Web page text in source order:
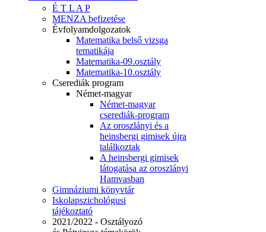
É T L A P
MENZA befizetése
Évfolyamdolgozatok
Matematika belső vizsga
tematikája
Matematika-09.osztály
Matematika-10.osztály
Cserediák program
Német-magyar
Német-magyar
cserediák-program
Az oroszlányi és a
heinsbergi gimisek újra
találkoztak
A heinsbergi gimisek
látogatása az oroszlányi
Hamvasban
Gimnáziumi könyvtár
Iskolapszichológusi
tájékoztató
2021/2022 - Osztályozó